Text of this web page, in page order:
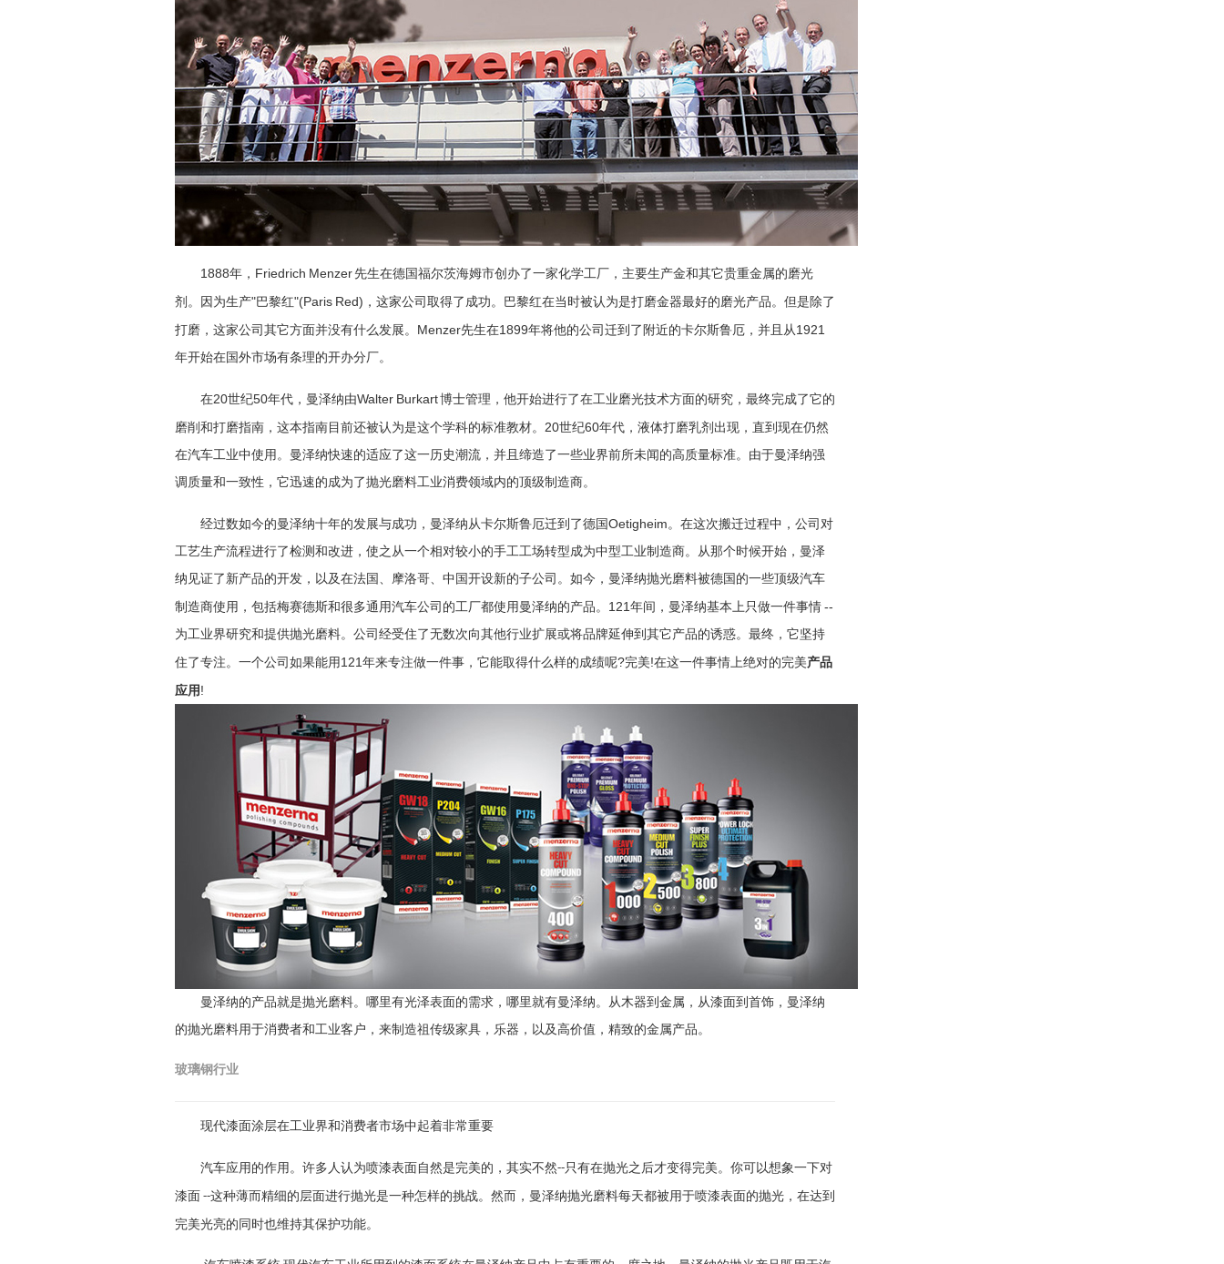
1888年， Friedrich Menzer先生在德国福尔茨海姆市创办了一家化学工厂，主要生产金和其它贵重金属的磨光
剂。因为生产"巴黎红"(Paris Red) ，这家公司取得了成功。巴黎红在当时被认为是打磨金器最好的磨光产品。但是除了
打磨，这家公司其它方面并没有什么发展。 Menzer先生在1899年将他的公司迁到了附近的卡尔斯鲁厄，并且从1921
年开始在国外市场有条理的开办分厂。
在20世纪50年代，曼泽纳由Walter Burkart博士管理，他开始进行了在工业磨光技术方面的研究，最终完成了它的
磨削和打磨指南，这本指南目前还被认为是这个学科的标准教材。 20世纪60年代，液体打磨乳剂出现，直到现在仍然
在汽车工业中使用。曼泽纳快速的适应了这一历史潮流，并且缔造了一些业界前所未闻的高质量标准。由于曼泽纳强
调质量和一致性，它迅速的成为了抛光磨料工业消费领域内的顶级制造商。
经过数如今的曼泽纳十年的发展与成功，曼泽纳从卡尔斯鲁厄迁到了德国 Oetigheim。在这次搬迁过程中，公司对
工艺生产流程进行了检测和改进，使之从一个相对较小的手工工场转型成为中型工业制造商。从那个时候开始，曼泽
纳见证了新产品的开发，以及在法国、 摩洛哥、中国开设新的子公司。 如今，曼泽纳抛光磨料被德国的一些顶级汽车
制造商使用，包括梅赛德斯和很多通用汽车公司的工厂都使用曼泽纳的产品。 121 年间，曼泽纳基本上只做一件事情 --
为工业界研究和提供抛光磨料。公司经受住了无数次向其他行业扩展或将品牌延伸到其它产品的诱惑。最终，它坚持
住了专注。一个公司如果能用 121 年来专注做一件事，它能取得什么样的成绩呢?完美!在这一件事情上绝对的完美产品
应用 !
曼泽纳的产品就是抛光磨料。哪里有光泽表面的需求，哪里就有曼泽纳。从木器到金属，从漆面到首饰，曼泽纳
的抛光磨料用于消费者和工业客户，来制造祖传级家具，乐器，以及高价值，精致的金属产品。
玻璃钢行业
现代漆面涂层在工业界和消费者市场中起着非常重要
汽车应用 的作用。许多人认为喷漆表面自然是完美的，其实不然--只有在抛光之后才变得完美。你可以想象一下对
漆面 --这种薄而精细的层面进行抛光是一种怎样的挑战。然而，曼泽纳抛光磨料每天都被用于喷漆表面的抛光，在达到
完美光亮的同时也维持其保护功能。